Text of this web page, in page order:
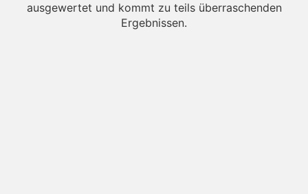
ausgewertet und kommt zu teils überraschenden
Ergebnissen.